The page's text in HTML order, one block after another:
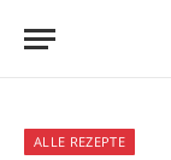
ALLE REZEPTE